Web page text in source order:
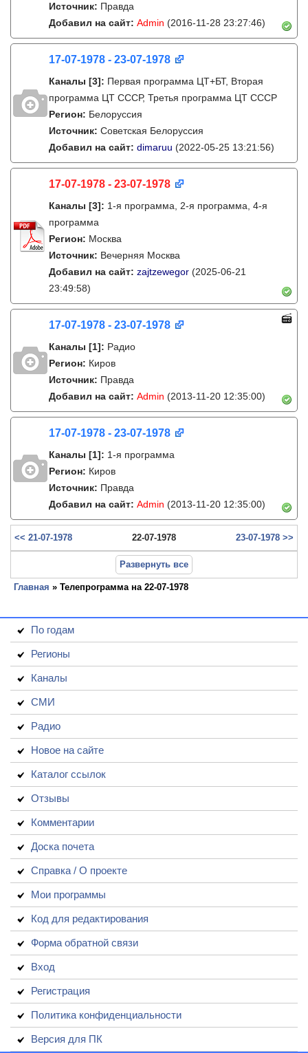
Источник: Правда
Добавил на сайт: Admin (2016-11-28 23:27:46)
17-07-1978 - 23-07-1978
Каналы [3]: Первая программа ЦТ+БТ, Вторая
программа ЦТ ССCР, Третья программа ЦТ ССCР
Регион: Белоруссия
Источник: Советская Белоруссия
Добавил на сайт: dimaruu (2022-05-25 13:21:56)
17-07-1978 - 23-07-1978
Каналы [3]: 1-я программа, 2-я программа, 4-я
программа
Регион: Москва
Источник: Вечерняя Москва
Добавил на сайт: zajtzewegor (2025-06-21
23:49:58)
17-07-1978 - 23-07-1978
Каналы [1]: Радио
Регион: Киров
Источник: Правда
Добавил на сайт: Admin (2013-11-20 12:35:00)
17-07-1978 - 23-07-1978
Каналы [1]: 1-я программа
Регион: Киров
Источник: Правда
Добавил на сайт: Admin (2013-11-20 12:35:00)
<< 21-07-1978 22-07-1978 23-07-1978 >>
Развернуть все
Главная » Телепрограмма на 22-07-1978
По годам
Регионы
Каналы
СМИ
Радио
Новое на сайте
Каталог ссылок
Отзывы
Комментарии
Доска почета
Справка / О проекте
Мои программы
Код для редактирования
Форма обратной связи
Вход
Регистрация
Политика конфиденциальности
Версия для ПК